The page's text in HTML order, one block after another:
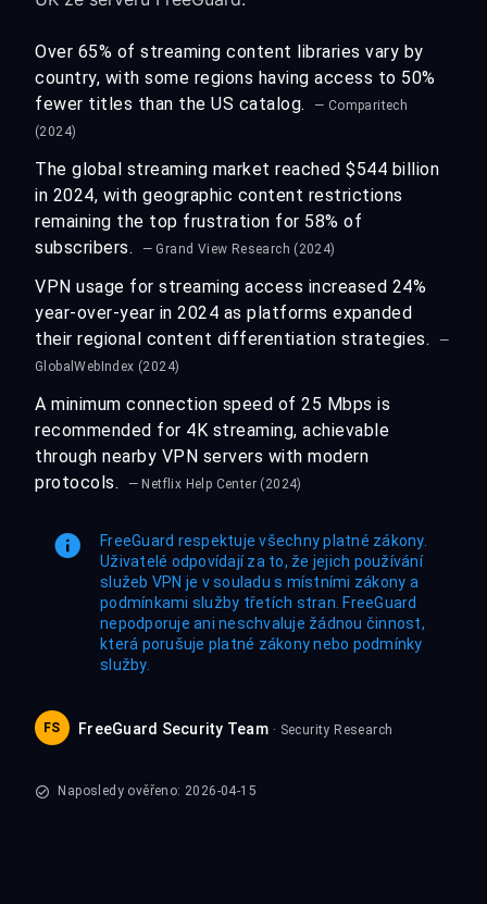
Over 65% of streaming content libraries vary by
country, with some regions having access to 50%
fewer titles than the US catalog.
— Comparitech
(2024)
The global streaming market reached $544 billion
in 2024, with geographic content restrictions
remaining the top frustration for 58% of
subscribers.
— Grand View Research (2024)
VPN usage for streaming access increased 24%
year-over-year in 2024 as platforms expanded
their regional content differentiation strategies.
—
GlobalWebIndex (2024)
A minimum connection speed of 25 Mbps is
recommended for 4K streaming, achievable
through nearby VPN servers with modern
protocols.
— Netflix Help Center (2024)
FreeGuard respektuje všechny platné zákony.
Uživatelé odpovídají za to, že jejich používání
služeb VPN je v souladu s místními zákony a
podmínkami služby třetích stran. FreeGuard
nepodporuje ani neschvaluje žádnou činnost,
která porušuje platné zákony nebo podmínky
služby.
FS FreeGuard Security Team · Security Research
Naposledy ověřeno: 2026-04-15